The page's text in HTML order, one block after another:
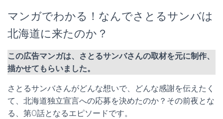
マンガでわかる！なんでさとるサンバは
北海道に来たのか？
この広告マンガは、さとるサンバさんの取材を元に制作、
描かせてもらいました。
さとるサンバさんがどんな想いで、どんな感謝を伝えたく
て、北海道独立宣言への応募を決めたのか？その前夜とな
る、第0話となるエピソードです。